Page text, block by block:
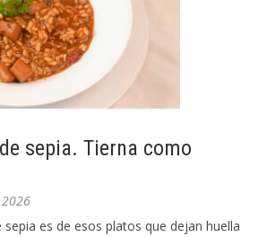
sepia. Tierna como
es de esos platos que dejan huella